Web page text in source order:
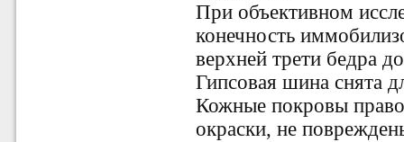
При объективном
конечность
верхней трети бедра
Гипсовая шина снята
Кожные покровы
окраски, не